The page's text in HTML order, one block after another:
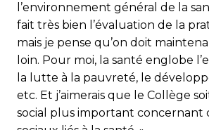
l’environnement général de la
fait très bien l’évaluation de la
mais je pense qu’on doit
loin. Pour moi, la santé englobe
la lutte à la pauvreté, le
etc. Et j’aimerais que le Collège
social plus important concernant